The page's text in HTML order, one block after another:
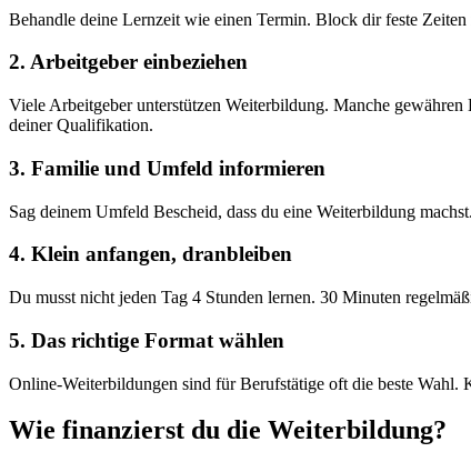
Behandle deine Lernzeit wie einen Termin. Block dir feste
2. Arbeitgeber einbeziehen
Viele Arbeitgeber unterstützen Weiterbildung. Manche
deiner Qualifikation.
3. Familie und Umfeld informieren
Sag deinem Umfeld Bescheid, dass du eine Weiterbildung
4. Klein anfangen, dranbleiben
Du musst nicht jeden Tag 4 Stunden lernen. 30 Minuten
5. Das richtige Format wählen
Online-Weiterbildungen sind für Berufstätige oft die beste
Wie finanzierst du die Weiterbildung?